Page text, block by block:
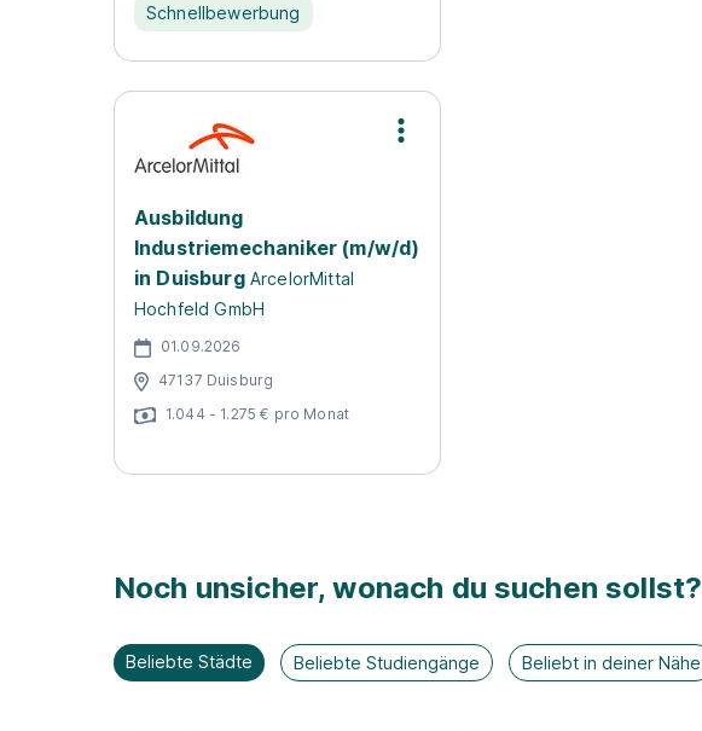
Schnellbewerbung
Ausbildung
Industriemechaniker (m/w/d)
in Duisburg ArcelorMittal
Hochfeld GmbH
01.09.2026
47137 Duisburg
1.044 - 1.275 € pro Monat
Noch unsicher, wonach du suchen sollst?
Beliebte Städte Beliebte Studiengänge Beliebt in deiner Nähe